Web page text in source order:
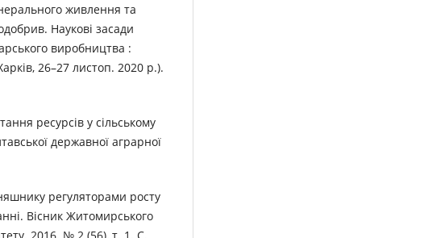
живлення та
Наукові засади
виробництва :
26–27 листоп. 2020 р.).
ресурсів у сільському
державної аграрної
регуляторами росту
Вісник Житомирського
2016. № 2 (56), т. 1. С.